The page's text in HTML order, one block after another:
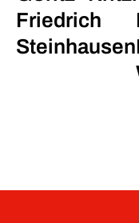
Friedrich
Steinhausen